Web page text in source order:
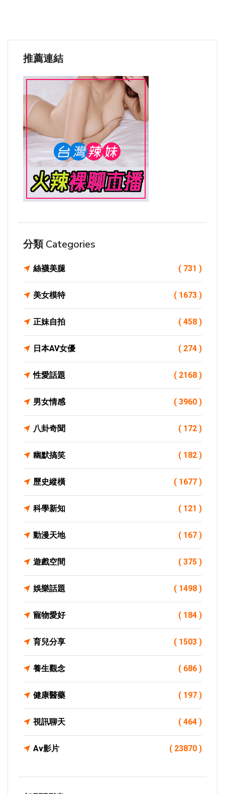
推薦連結
分類 Categories
絲襪美腿 ( 731 )
美女模特 ( 1673 )
正妹自拍 ( 458 )
日本AV女優 ( 274 )
性愛話題 ( 2168 )
男女情感 ( 3960 )
八卦奇聞 ( 172 )
幽默搞笑 ( 182 )
歷史縱橫 ( 1677 )
科學新知 ( 121 )
動漫天地 ( 167 )
遊戲空間 ( 375 )
娛樂話題 ( 1498 )
寵物愛好 ( 184 )
育兒分享 ( 1503 )
養生觀念 ( 686 )
健康醫藥 ( 197 )
視訊聊天 ( 464 )
Av影片 ( 23870 )